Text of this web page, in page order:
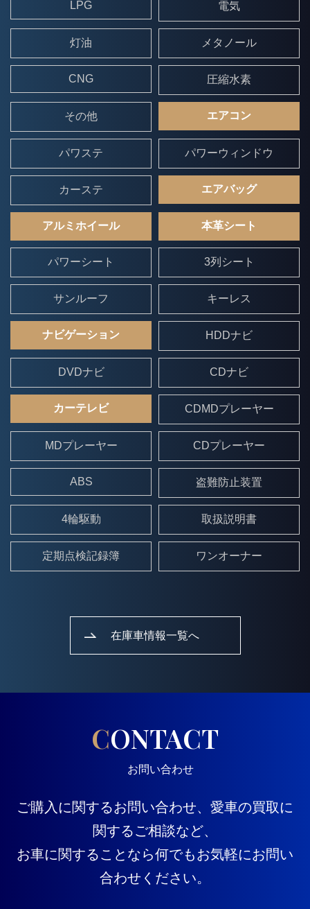
LPG 電気
灯油 メタノール
CNG 圧縮水素
その他 エアコン
パワステ パワーウィンドウ
カーステ エアバッグ
アルミホイール 本革シート
パワーシート 3列シート
サンルーフ キーレス
ナビゲーション HDDナビ
DVDナビ CDナビ
カーテレビ CDMDプレーヤー
MDプレーヤー CDプレーヤー
ABS 盗難防止装置
4輪駆動 取扱説明書
定期点検記録簿 ワンオーナー
在庫車情報一覧へ
CONTACT
お問い合わせ
ご購入に関するお問い合わせ、愛車の買取に
関するご相談など、
お車に関することなら何でもお気軽にお問い
合わせください。